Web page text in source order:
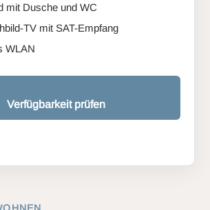
mit Dusche und WC
TV mit SAT-Empfang
WLAN
Verfügbarkeit prüfen